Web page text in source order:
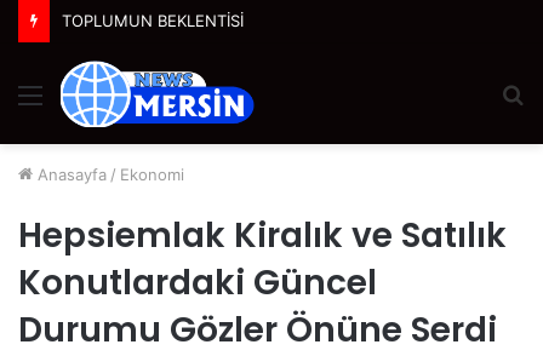
TOPLUMUN BEKLENTİSİ
Menü
Anasayfa / Ekonomi
Hepsiemlak Kiralık ve Satılık
Konutlardaki Güncel
Durumu Gözler Önüne Serdi